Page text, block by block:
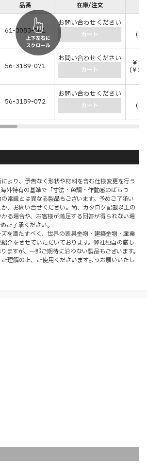
品番 在庫/注文
61-3083-001
お問い合わせください
カート (￥
56-3189-071
お問い合わせください
カート
￥
(￥
56-3189-072
お問い合わせください
カート (￥
より、予告なく形状や材料を含む仕様変更を行う
外特有の基準で「寸法・色調・作動感のばらつ
常識とは異なる製品もございます。予めご了承い
、お問い合せください。尚、カタログ記載以上の
る場合や、お客様が満足する回答が得られない場
ご了承ください。
を満たすべく、世界の家具金物・建築金物・産業
介をさせていただいております。弊社独自の厳し
ますが、一部ご期待に沿わない製品もございます。
理解の上、ご使用くださいますようお願いいたし